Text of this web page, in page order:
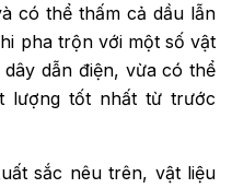
có thể thấm cả dầu lẫn
pha trộn với một số vật
dẫn điện, vừa có thể
lượng tốt nhất từ trước
sắc nêu trên, vật liệu